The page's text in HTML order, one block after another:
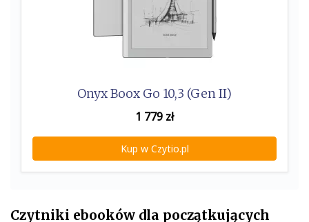
Onyx Boox Go 10,3 (Gen II)
1 779 zł
Kup w Czytio.pl
Czytniki ebooków dla początkujących